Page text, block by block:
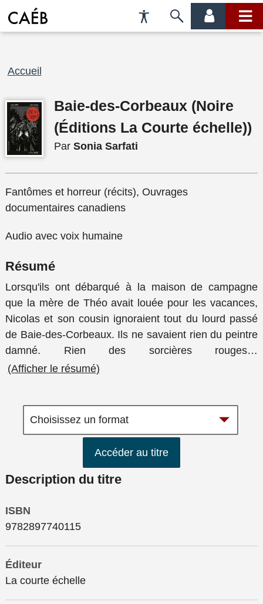
Préférences
d'accessibilité
Passer
menu
menu
Fil
Accueil
Baie-des-Corbeaux (Noire
(Éditions La Courte échelle))
Par Sonia Sarfati
Fantômes et horreur (récits), Ouvrages
documentaires canadiens
Audio avec voix humaine
Résumé
Lorsqu'ils ont débarqué à la maison de campagne
que la mère de Théo avait louée pour les vacances,
Nicolas et son cousin ignoraient tout du lourd passé
de Baie-des-Corbeaux. Ils ne savaient rien du peintre
damné. Rien des sorcières rouges…
(Afficher le résumé)
Accéder au titre
Description du titre
ISBN
9782897740115
Éditeur
La courte échelle